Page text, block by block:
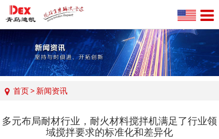
首页>新闻资讯
多元布局耐材行业，耐火材料搅拌机满足了行业领
域搅拌要求的标准化和差异化